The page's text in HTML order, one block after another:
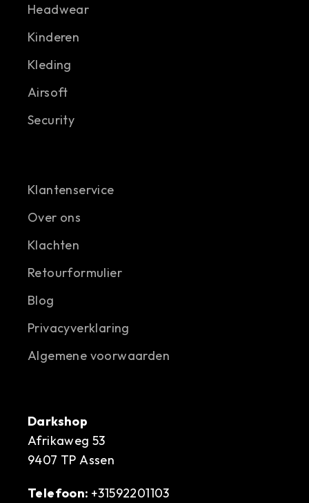
Headwear
Kinderen
Kleding
Airsoft
Security
Klantenservice
Over ons
Klachten
Retourformulier
Blog
Privacyverklaring
Algemene voorwaarden
Darkshop
Afrikaweg 53
9407 TP Assen
Telefoon: +31592201103